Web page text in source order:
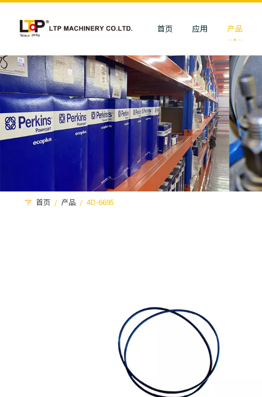
首页 应用 产品
首页 / 产品 / 4D-6695